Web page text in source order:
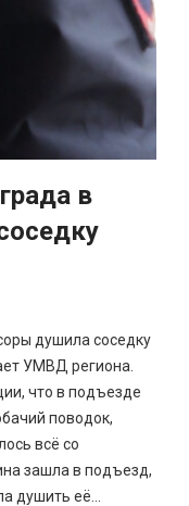
в
душила соседку
УМВД региона.
что в подъезде
поводок,
всё со
зашла в подъезд,
душить её...